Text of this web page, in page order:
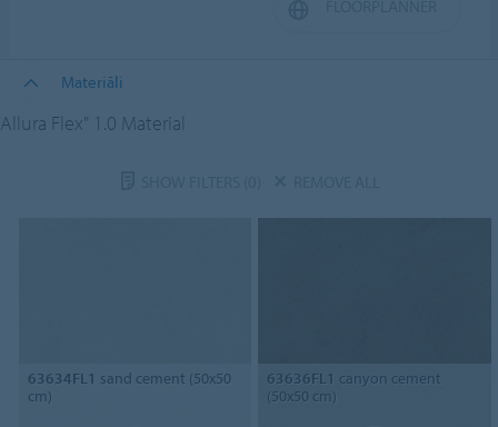
Materiāli
Allura Flex" 1.0 Material
63634FL1 sand cement (50x50
cm)
63636FL1 canyon cement
(50x50 cm)